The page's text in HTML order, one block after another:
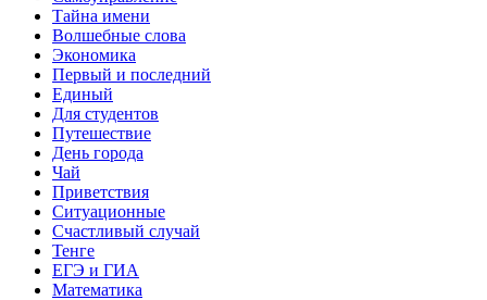
Тайна имени
Волшебные слова
Экономика
Первый и последний
Единый
Для студентов
Путешествие
День города
Чай
Приветствия
Ситуационные
Счастливый случай
Тенге
ЕГЭ и ГИА
Математика